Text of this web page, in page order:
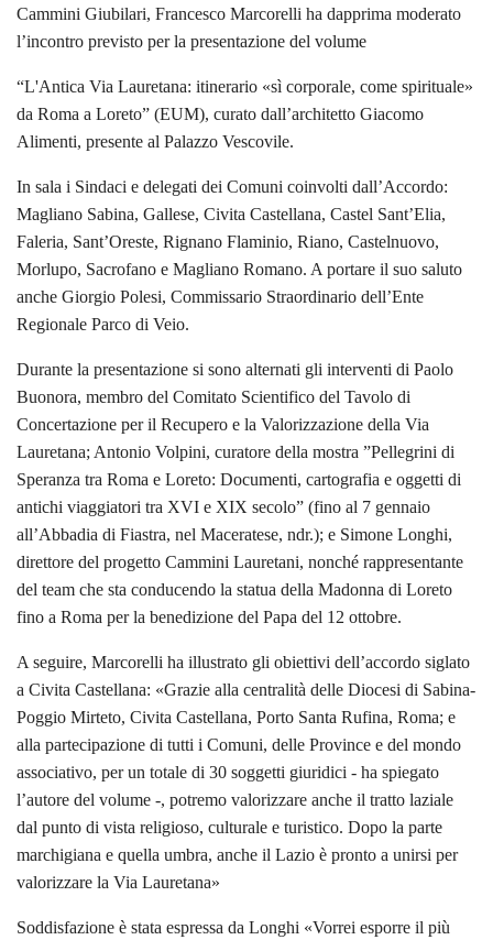
Cammini Giubilari, Francesco Marcorelli ha dapprima moderato
l’incontro previsto per la presentazione del volume
“L'Antica Via Lauretana: itinerario «sì corporale, come spirituale»
da Roma a Loreto” (EUM), curato dall’architetto Giacomo
Alimenti, presente al Palazzo Vescovile.
In sala i Sindaci e delegati dei Comuni coinvolti dall’Accordo:
Magliano Sabina, Gallese, Civita Castellana, Castel Sant’Elia,
Faleria, Sant’Oreste, Rignano Flaminio, Riano, Castelnuovo,
Morlupo, Sacrofano e Magliano Romano. A portare il suo saluto
anche Giorgio Polesi, Commissario Straordinario dell’Ente
Regionale Parco di Veio.
Durante la presentazione si sono alternati gli interventi di Paolo
Buonora, membro del Comitato Scientifico del Tavolo di
Concertazione per il Recupero e la Valorizzazione della Via
Lauretana; Antonio Volpini, curatore della mostra ”Pellegrini di
Speranza tra Roma e Loreto: Documenti, cartografia e oggetti di
antichi viaggiatori tra XVI e XIX secolo” (fino al 7 gennaio
all’Abbadia di Fiastra, nel Maceratese, ndr.); e Simone Longhi,
direttore del progetto Cammini Lauretani, nonché rappresentante
del team che sta conducendo la statua della Madonna di Loreto
fino a Roma per la benedizione del Papa del 12 ottobre.
A seguire, Marcorelli ha illustrato gli obiettivi dell’accordo siglato
a Civita Castellana: «Grazie alla centralità delle Diocesi di Sabina-
Poggio Mirteto, Civita Castellana, Porto Santa Rufina, Roma; e
alla partecipazione di tutti i Comuni, delle Province e del mondo
associativo, per un totale di 30 soggetti giuridici - ha spiegato
l’autore del volume -, potremo valorizzare anche il tratto laziale
dal punto di vista religioso, culturale e turistico. Dopo la parte
marchigiana e quella umbra, anche il Lazio è pronto a unirsi per
valorizzare la Via Lauretana»
Soddisfazione è stata espressa da Longhi «Vorrei esporre il più